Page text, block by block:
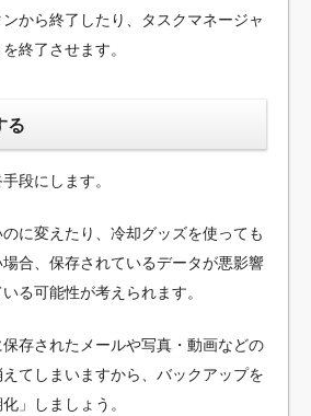
から終了したり、タスクマネージャ
終了させます。
る
段にします。
に変えたり、冷却グッズを使っても
合、保存されているデータが悪影響
る可能性が考えられます。
存されたメールや写真・動画などの
てしまいますから、バックアップを
」しましょう。